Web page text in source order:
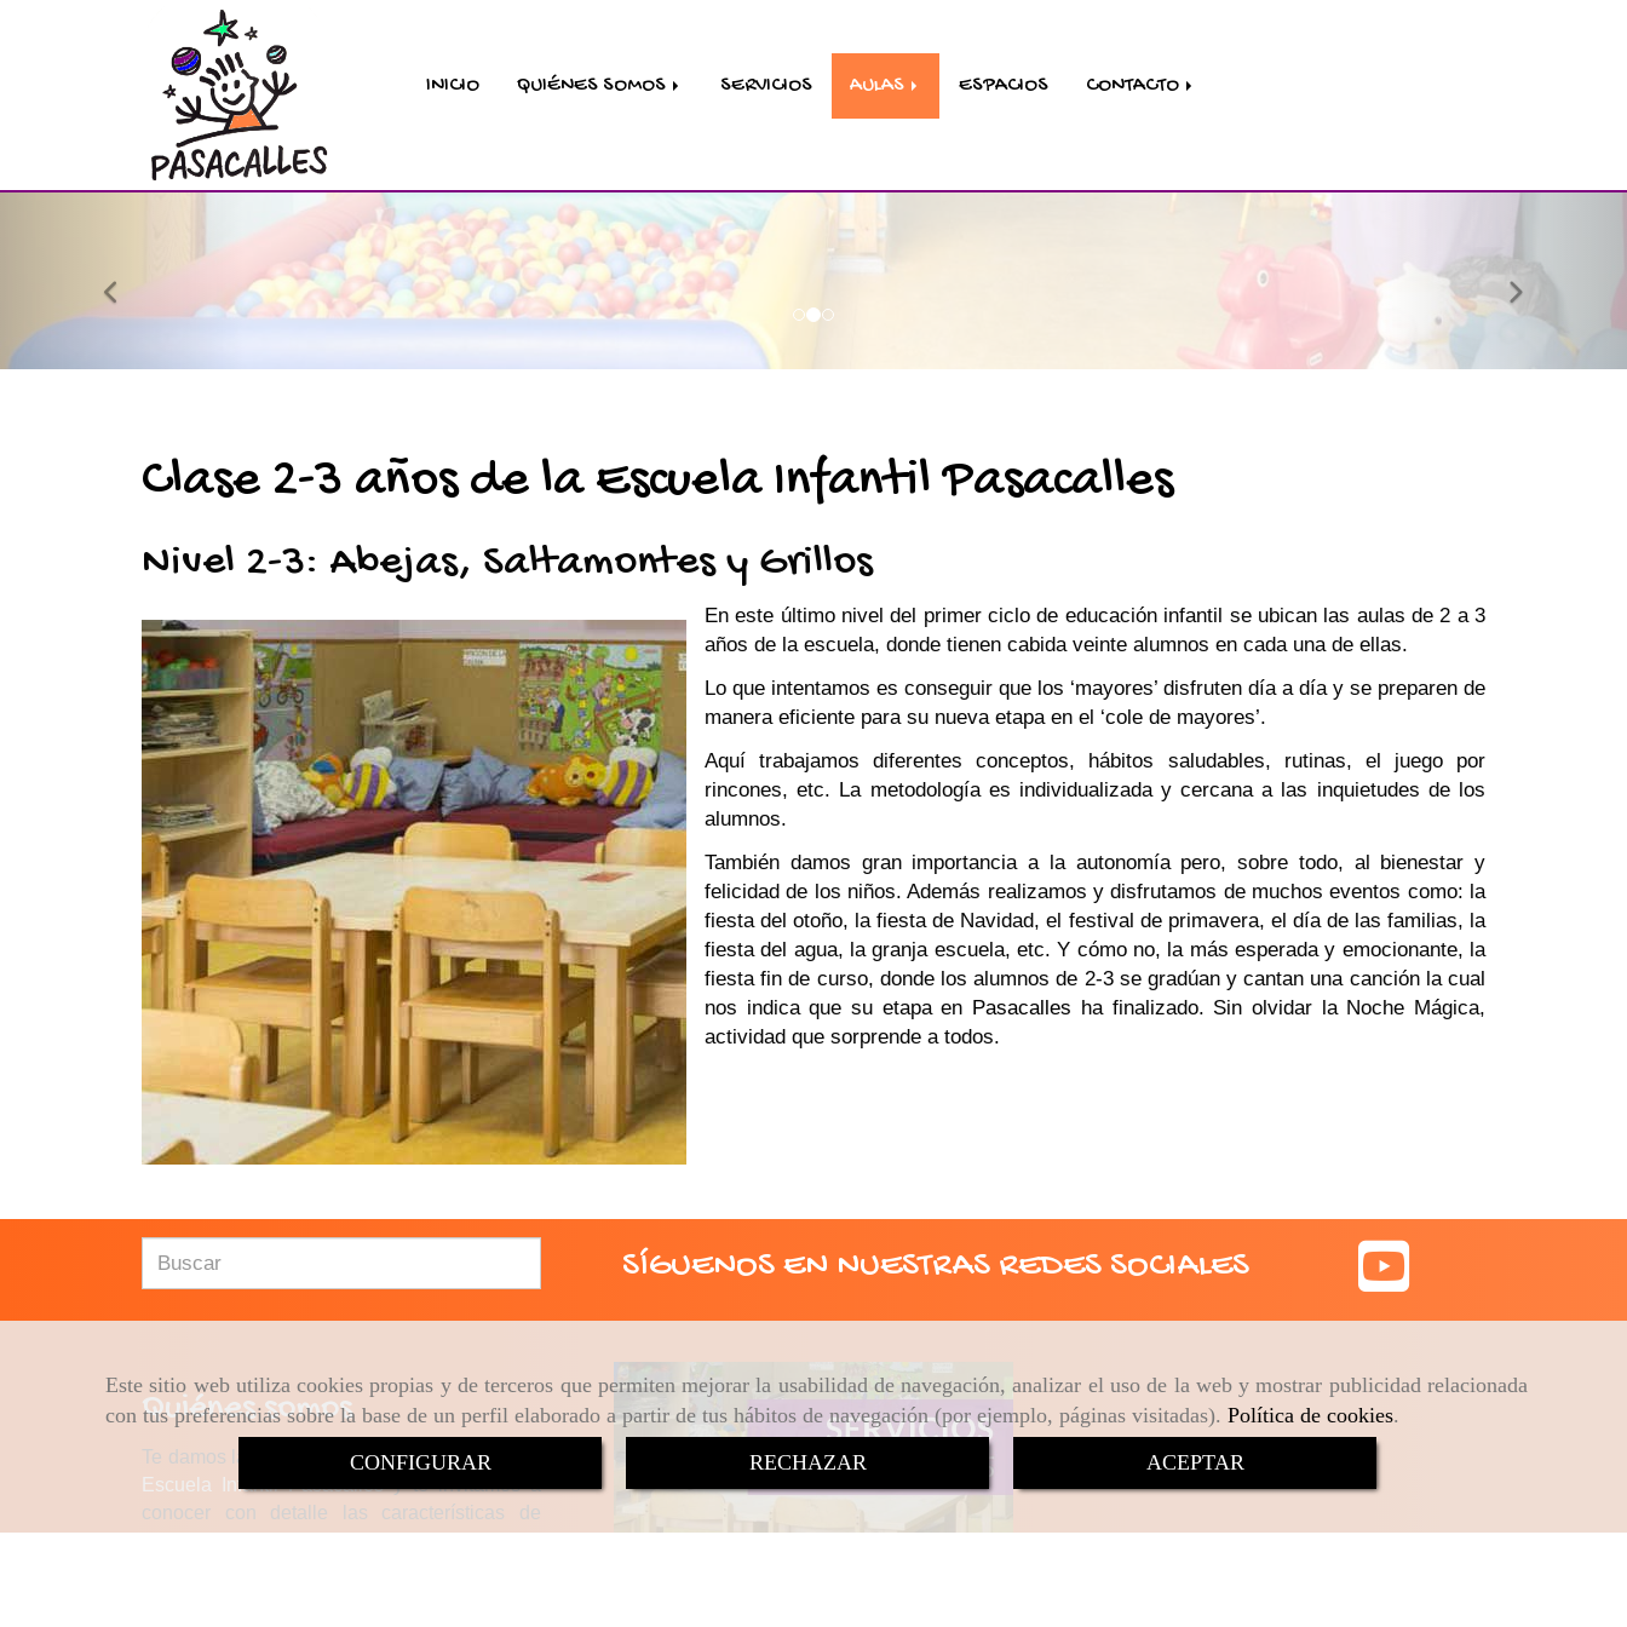
Este sitio web utiliza cookies propias y de terceros que permiten mejorar la usabilidad de navegación, analizar el uso de la web y mostrar publicidad relacionada
con tus preferencias sobre la base de un perfil elaborado a partir de tus hábitos de navegación (por ejemplo, páginas visitadas). Política de cookies.
CONFIGURAR
RECHAZAR ACEPTAR
INICIO QUIÉNES SOMOS SERVICIOS AULAS ESPACIOS CONTACTO
Clase 2-3 años de la Escuela Infantil Pasacalles
Nivel 2-3: Abejas, Saltamontes y Grillos
En este último nivel del primer ciclo de educación infantil se ubican las aulas de 2 a 3
años de la escuela, donde tienen cabida veinte alumnos en cada una de ellas.
Lo que intentamos es conseguir que los ‘mayores’ disfruten día a día y se preparen de
manera eficiente para su nueva etapa en el ‘cole de mayores’.
Aquí trabajamos diferentes conceptos, hábitos saludables, rutinas, el juego por
rincones, etc. La metodología es individualizada y cercana a las inquietudes de los
alumnos.
También damos gran importancia a la autonomía pero, sobre todo, al bienestar y
felicidad de los niños. Además realizamos y disfrutamos de muchos eventos como: la
fiesta del otoño, la fiesta de Navidad, el festival de primavera, el día de las familias, la
fiesta del agua, la granja escuela, etc. Y cómo no, la más esperada y emocionante, la
fiesta fin de curso, donde los alumnos de 2-3 se gradúan y cantan una canción la cual
nos indica que su etapa en Pasacalles ha finalizado. Sin olvidar la Noche Mágica,
actividad que sorprende a todos.
SÍGUENOS EN NUESTRAS REDES SOCIALES
Quiénes somos
Te damos la bienvenida a la página web de la
Escuela Infantil Pasacallesy te invitamos a
conocer con detalle las características de
nuestraescuela infantil en Algete.